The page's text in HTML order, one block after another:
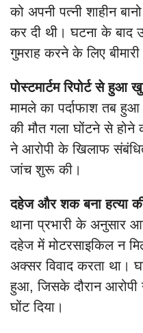
को अपनी पत्नी शाहीन
कर दी थी। घटना के बाद
गुमराह करने के लिए
पोस्टमार्टम रिपोर्ट से हुआ
मामले का पर्दाफाश तब हुआ
की मौत गला घोंटने से होने
ने आरोपी के खिलाफ
जांच शुरू की।
दहेज और शक बना हत्या
थाना प्रभारी के अनुसार
दहेज में मोटरसाइकिल न
अक्सर विवाद करता था।
हुआ, जिसके दौरान
घोंट दिया।